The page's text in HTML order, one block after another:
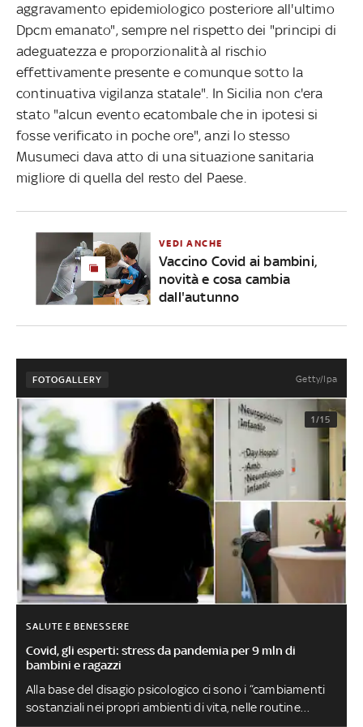
aggravamento epidemiologico posteriore all'ultimo
Dpcm emanato", sempre nel rispetto dei "principi di
adeguatezza e proporzionalità al rischio
effettivamente presente e comunque sotto la
continuativa vigilanza statale". In Sicilia non c'era
stato "alcun evento ecatombale che in ipotesi si
fosse verificato in poche ore", anzi lo stesso
Musumeci dava atto di una situazione sanitaria
migliore di quella del resto del Paese.
VEDI ANCHE
Vaccino Covid ai bambini,
novità e cosa cambia
dall'autunno
FOTOGALLERY Getty/Ipa
1/15
SALUTE E BENESSERE
Covid, gli esperti: stress da pandemia per 9 mln di
bambini e ragazzi
Alla base del disagio psicologico ci sono i “cambiamenti
sostanziali nei propri ambienti di vita, nelle routine